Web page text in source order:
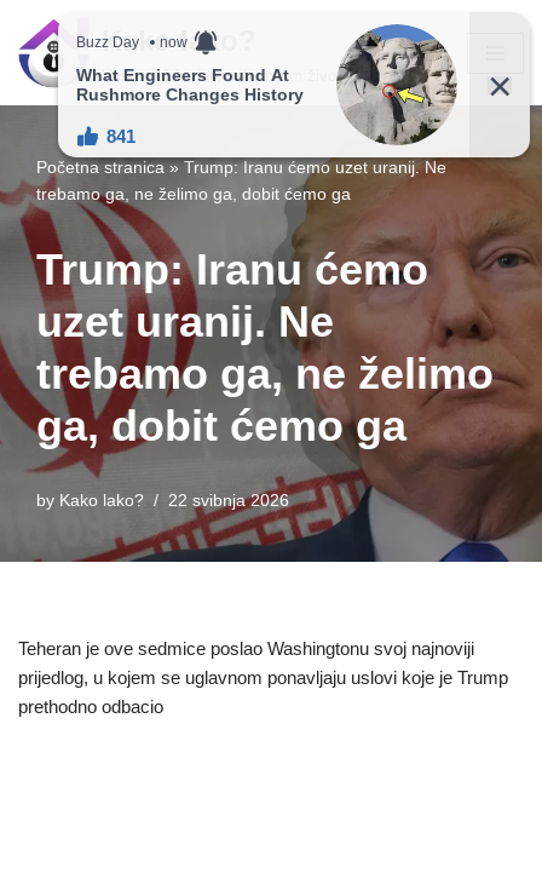
Skip
Kako lako?
Vaš vodič ka jednostavnijem životu!
Početna stranica » Trump: Iranu ćemo uzet uranij. Ne
trebamo ga, ne želimo ga, dobit ćemo ga
Trump: Iranu ćemo
uzet uranij. Ne
trebamo ga, ne želimo
ga, dobit ćemo ga
by Kako lako? 22 svibnja 2026
Teheran je ove sedmice poslao Washingtonu svoj najnoviji
prijedlog, u kojem se uglavnom ponavljaju uslovi koje je Trump
prethodno odbacio